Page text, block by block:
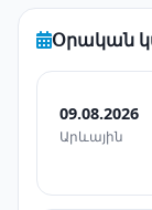
Օրական
09.08.2026
Արևային